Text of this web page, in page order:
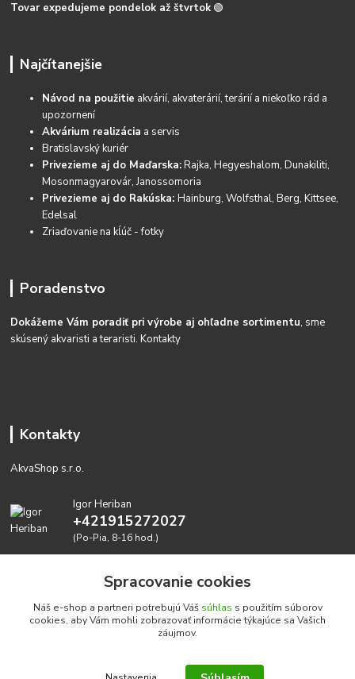
Tovar expedujeme pondelok až štvrtok 🟢
Najčítanejšie
Návod na použitie akvárií, akvaterárií, terárií a niekoľko rád a
upozornení
Akvárium realizácia a servis
Bratislavský kuriér
Privezieme aj do Maďarska:Rajka, Hegyeshalom, Dunakiliti,
Mosonmagyarovár, Janossomoria
Privezieme aj do Rakúska:Hainburg, Wolfsthal, Berg, Kittsee,
Edelsal
Zriaďovanie na kĺúč - fotky
Poradenstvo
Dokážeme Vám poradiť pri výrobe aj ohľadne sortimentu, sme
skúsený akvaristi a teraristi.Kontakty
Kontakty
AkvaShop s.r.o.
Igor Heriban
+421915272027
(Po-Pia, 8-16 hod.)
Spracovanie cookies
Náš e-shop a partneri potrebujú Váš súhlas s použitím súborov
cookies, aby Vám mohli zobrazovať informácie týkajúce sa Vašich
záujmov.